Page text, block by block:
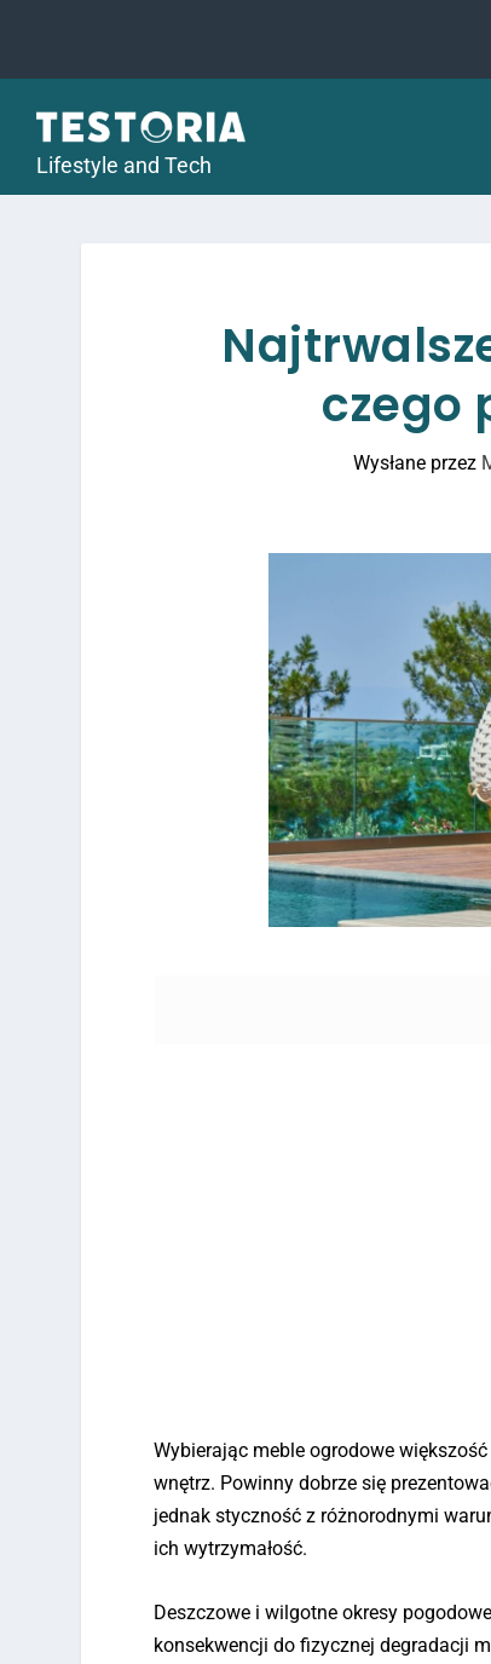
Lifestyle and Tech
czego
Wysłane przez
Wybierając meble ogrodowe
wnętrz. Powinny dobrze się
jednak styczność z różnorodnymi
ich wytrzymałość.
Deszczowe i wilgotne okresy
konsekwencji do fizycznej degradacji